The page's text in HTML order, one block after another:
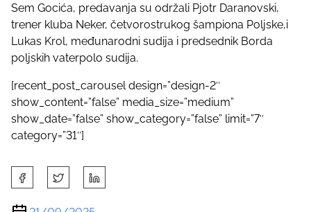
Sem Gocića, predavanja su održali Pjotr Daranovski,
trener kluba Neker, četvorostrukog šampiona Poljske,i
Lukas Krol, međunarodni sudija i predsednik Borda
poljskih vaterpolo sudija.
[recent_post_carousel design=”design-2″
show_content=”false” media_size=”medium”
show_date=”false” show_category=”false” limit=”7″
category=”31″]
h
a